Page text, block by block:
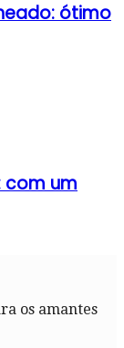
ótimo
com um
os amantes